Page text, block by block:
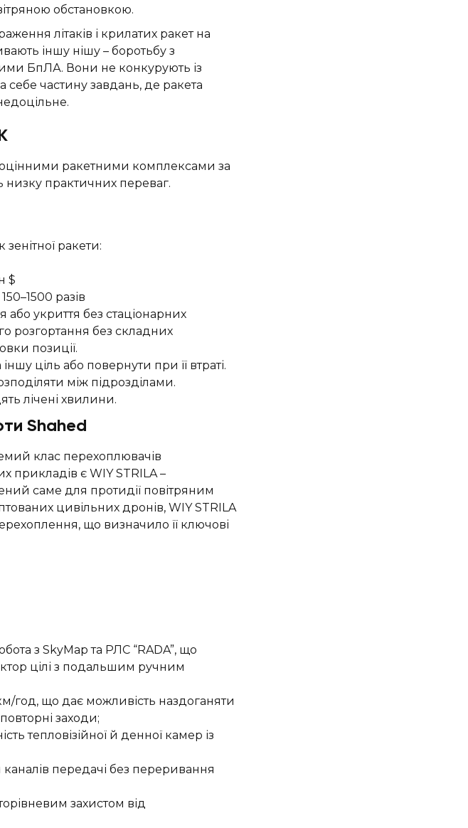
обстановкою.
літаків і крилатих ракет на
іншу нішу – боротьбу з
БпЛА. Вони не конкурують із
частину завдань, де ракета
ракетними комплексами за
низку практичних переваг.
ракети:
$
разів
укриття без стаціонарних
розгортання без складних
позиції.
ціль або повернути при її втраті.
між підрозділами.
лічені хвилини.
Shahed
клас перехоплювачів
прикладів є WIY STRILA –
саме для протидії повітряним
цивільних дронів, WIY STRILA
що визначило її ключові
з SkyMap та РЛС “RADA”, що
цілі з подальшим ручним
год, що дає можливість наздоганяти
заходи;
тепловізійної й денної камер із
каналів передачі без переривання
захистом від